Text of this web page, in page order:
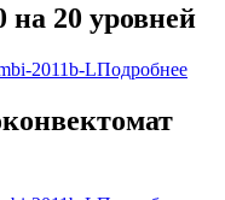
на 20 уровней
Подробнее